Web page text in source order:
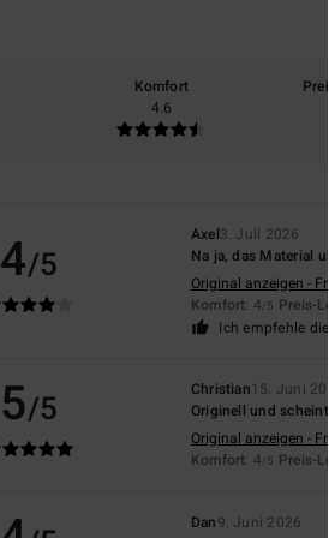
Komfort
4.6
4/5
Axel3. Juli 2026
Na ja, das Material
Original anzeigen -
Komfort: 4/5 Preis-
Ich empfehle
5/5 Christian15. Juni
Originell und
Original anzeigen -
Komfort: 4/5 Preis-
Dan9. Juni 2026